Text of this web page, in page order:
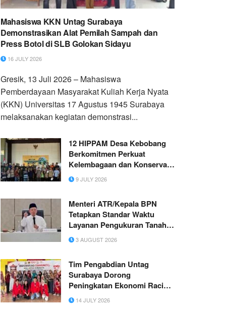
Mahasiswa KKN Untag Surabaya
Demonstrasikan Alat Pemilah Sampah dan
Press Botol di SLB Golokan Sidayu
16 JULY 2026
Gresik, 13 Juli 2026 – Mahasiswa
Pemberdayaan Masyarakat Kuliah Kerja Nyata
(KKN) Universitas 17 Agustus 1945 Surabaya
melaksanakan kegiatan demonstrasi...
12 HIPPAM Desa Kebobang
Berkomitmen Perkuat
Kelembagaan dan Konservasi
Mata Air Bareng Lingga
Indonesia
9 JULY 2026
Menteri ATR/Kepala BPN
Tetapkan Standar Waktu
Layanan Pengukuran Tanah
dan Peralihan Hak
3 AUGUST 2026
Tim Pengabdian Untag
Surabaya Dorong
Peningkatan Ekonomi Raci
Kulon Melalui Inovasi Olahan
Tambak
14 JULY 2026